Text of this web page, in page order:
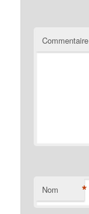
Commentaire
Nom *